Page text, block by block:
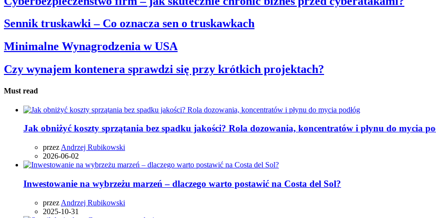
Sennik truskawki – Co oznacza sen o truskawkach
Minimalne Wynagrodzenia w USA
Czy wynajem kontenera sprawdzi się przy krótkich projektach?
Must read
Jak obniżyć koszty sprzątania bez spadku jakości? Rola dozowania, koncentratów i płynu do mycia
przez Andrzej Rubikowski
2026-06-02
Inwestowanie na wybrzeżu marzeń – dlaczego warto postawić na Costa del Sol?
przez Andrzej Rubikowski
2025-10-31